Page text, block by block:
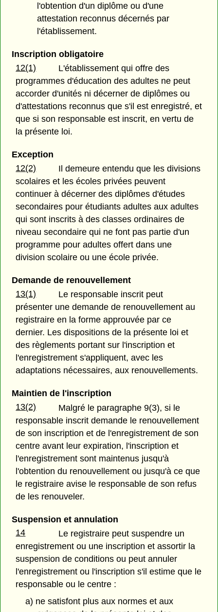
l'obtention d'un diplôme ou d'une
attestation reconnus décernés par
l'établissement.
Inscription obligatoire
12(1)
L'établissement qui offre des
programmes d'éducation des adultes ne peut
accorder d'unités ni décerner de diplômes ou
d'attestations reconnus que s'il est enregistré, et
que si son responsable est inscrit, en vertu de
la présente loi.
Exception
12(2)
Il demeure entendu que les divisions
scolaires et les écoles privées peuvent
continuer à décerner des diplômes d'études
secondaires pour étudiants adultes aux adultes
qui sont inscrits à des classes ordinaires de
niveau secondaire qui ne font pas partie d'un
programme pour adultes offert dans une
division scolaire ou une école privée.
Demande de renouvellement
13(1)
Le responsable inscrit peut
présenter une demande de renouvellement au
registraire en la forme approuvée par ce
dernier. Les dispositions de la présente loi et
des règlements portant sur l'inscription et
l'enregistrement s'appliquent, avec les
adaptations nécessaires, aux renouvellements.
Maintien de l'inscription
13(2)
Malgré le paragraphe 9(3), si le
responsable inscrit demande le renouvellement
de son inscription et de l'enregistrement de son
centre avant leur expiration, l'inscription et
l'enregistrement sont maintenus jusqu'à
l'obtention du renouvellement ou jusqu'à ce que
le registraire avise le responsable de son refus
de les renouveler.
Suspension et annulation
14
Le registraire peut suspendre un
enregistrement ou une inscription et assortir la
suspension de conditions ou peut annuler
l'enregistrement ou l'inscription s'il estime que le
responsable ou le centre :
a) ne satisfont plus aux normes et aux